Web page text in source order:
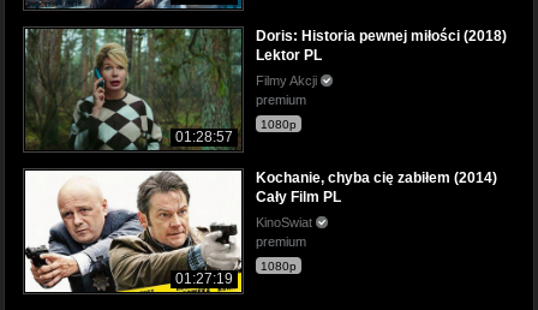
01:28:57
Doris: Historia pewnej miłości (2018)
Lektor PL
Filmy Akcji
premium
1080p
01:27:19
Kochanie, chyba cię zabiłem (2014)
Cały Film PL
KinoSwiat
premium
1080p